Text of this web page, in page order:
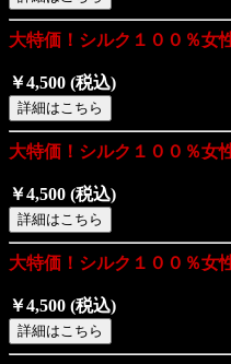
大特価！シルク１００％
￥4,500 (税込)
大特価！シルク１００％
￥4,500 (税込)
大特価！シルク１００％
￥4,500 (税込)